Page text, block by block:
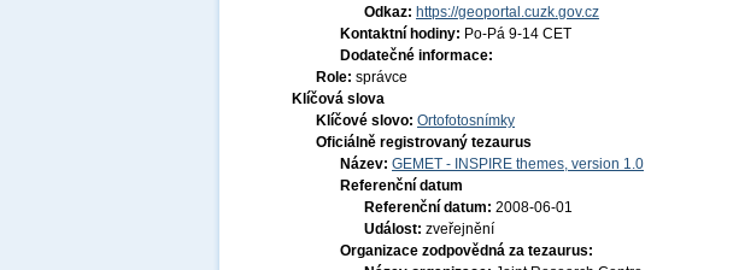
Odkaz: https://geoportal.cuzk.gov.cz
Kontaktní hodiny: Po-Pá 9-14 CET
Dodatečné informace:
Role: správce
Klíčová slova
Klíčové slovo: Ortofotosnímky
Oficiálně registrovaný tezaurus
Název: GEMET - INSPIRE themes, version 1.0
Referenční datum
Referenční datum: 2008-06-01
Událost: zveřejnění
Organizace zodpovědná za tezaurus: